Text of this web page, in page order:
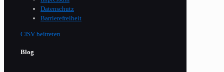
Datenschutz
Barrierefreiheit
CISV beitreten
Blog